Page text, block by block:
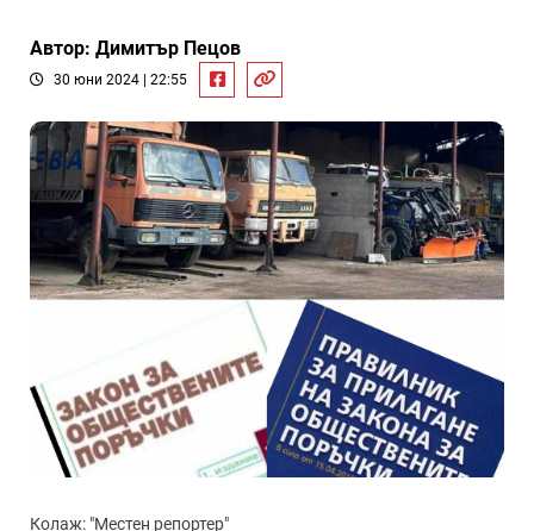
Автор: Димитър Пецов
30 юни 2024 | 22:55
Колаж: "Местен репортер"